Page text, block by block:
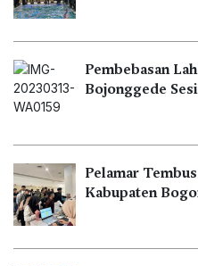
Pembebasan
Bojonggede
Pelamar
Kabupaten